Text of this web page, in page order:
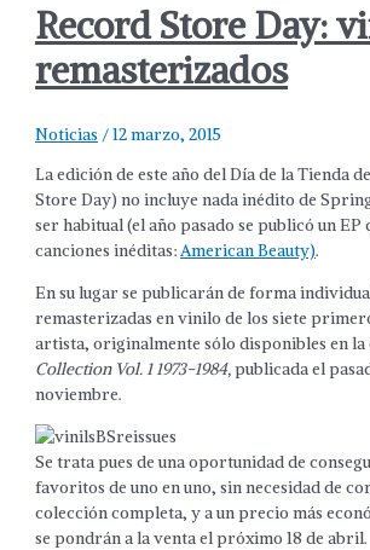
Record Store Day:
remasterizados
Noticias /12 marzo, 2015
La edición de este año del Día de la Tienda
Store Day) no incluye nada inédito de
ser habitual (el año pasado se publicó un
canciones inéditas:American Beauty).
En su lugar se publicarán de forma
remasterizadas en vinilo de los siete
artista, originalmente sólo disponibles en la
Collection Vol. 1 1973-1984,publicada el
noviembre.
Se trata pues de una oportunidad de
favoritos de uno en uno, sin necesidad de
colección completa, y a un precio más
se pondrán a la venta el próximo 18 de abril.